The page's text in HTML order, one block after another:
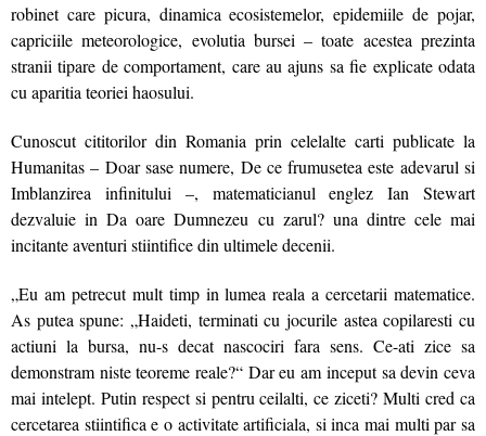
robinet care picura, dinamica ecosistemelor, epidemiile de pojar,
capriciile meteorologice, evolutia bursei – toate acestea prezinta
stranii tipare de comportament, care au ajuns sa fie explicate odata
cu aparitia teoriei haosului.
Cunoscut cititorilor din Romania prin celelalte carti publicate la
Humanitas – Doar sase numere, De ce frumusetea este adevarul si
Imblanzirea infinitului –, matematicianul englez Ian Stewart
dezvaluie in Da oare Dumnezeu cu zarul? una dintre cele mai
incitante aventuri stiintifice din ultimele decenii.
„Eu am petrecut mult timp in lumea reala a cercetarii matematice.
As putea spune: „Haideti, terminati cu jocurile astea copilaresti cu
actiuni la bursa, nu-s decat nascociri fara sens. Ce-ati zice sa
demonstram niste teoreme reale?“ Dar eu am inceput sa devin ceva
mai intelept. Putin respect si pentru ceilalti, ce ziceti? Multi cred ca
cercetarea stiintifica e o activitate artificiala, si inca mai multi par sa